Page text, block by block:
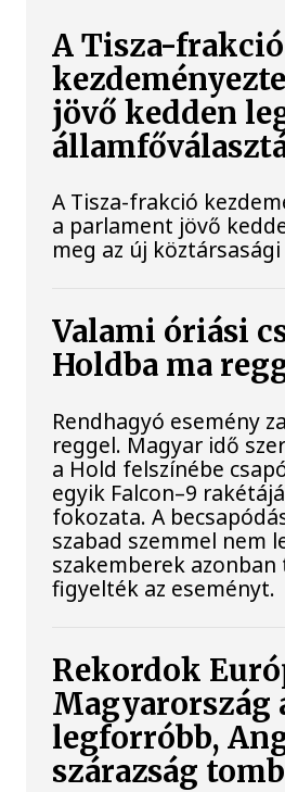
A Tisza-frakció
jövő kedden
A Tisza-frakció
a parlament jövő
meg az új
Valami óriási
Holdba ma
Rendhagyó esemény
reggel. Magyar idő
a Hold felszínébe
egyik Falcon–9
fokozata. A
szabad szemmel nem
szakemberek azonban
figyelték az eseményt.
Rekordok
Magyarország
legforróbb,
szárazság